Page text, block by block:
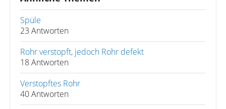
Spüle
23 Antworten
Rohr verstopft, jedoch Rohr defekt
18 Antworten
Verstopftes Rohr
40 Antworten